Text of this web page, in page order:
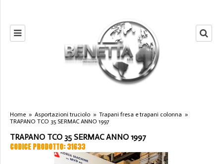
Home » Asportazioni truciolo » Trapani fresa e trapani colonna »
TRAPANO TCO 35 SERMAC ANNO 1997
TRAPANO TCO 35 SERMAC ANNO 1997
CODICE PRODOTTO: 31633